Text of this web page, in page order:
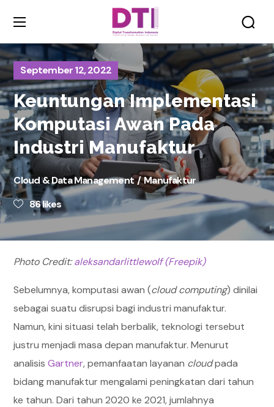
September 12, 2022
Keuntungan Implementasi
Komputasi Awan Pada
Industri Manufaktur
Cloud & Data Management
Manufaktur
86likes
Photo Credit:aleksandarlittlewolf (Freepik)
Sebelumnya, komputasi awan (cloud computing) dinilai
sebagai suatu disrupsi bagi industri manufaktur.
Namun, kini situasi telah berbalik, teknologi tersebut
justru menjadi masa depan manufaktur. Menurut
analisis Gartner, pemanfaatan layanan cloudpada
bidang manufaktur mengalami peningkatan dari tahun
ke tahun. Dari tahun 2020 ke 2021, jumlahnya